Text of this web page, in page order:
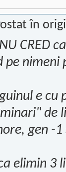
în
CRED
pe nimeni
e cu
de
gen -
elimin 3